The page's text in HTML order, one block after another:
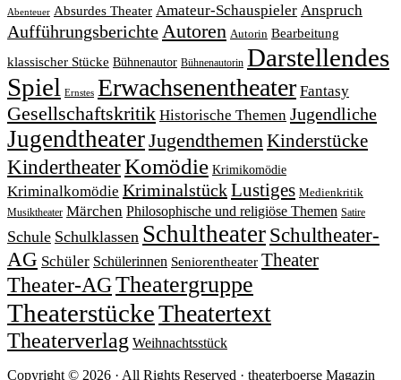
Abenteuer Absurdes Theater Amateur-Schauspieler Anspruch
Aufführungsberichte Autoren Autorin Bearbeitung
klassischer Stücke Bühnenautor Bühnenautorin Darstellendes
Spiel Ernstes Erwachsenentheater Fantasy
Gesellschaftskritik Historische Themen Jugendliche
JugendtheaterJugendthemen Kinderstücke
KindertheaterKomödie Krimikomödie
Kriminalkomödie KriminalstückLustiges Medienkritik
Musiktheater Märchen Philosophische und religiöse Themen Satire
Schule Schulklassen Schultheater Schultheater-
AG Schüler Schülerinnen Seniorentheater Theater
Theater-AGTheatergruppe
TheaterstückeTheatertext
Theaterverlag Weihnachtsstück
Copyright © 2026 · All Rights Reserved · theaterboerse Magazin